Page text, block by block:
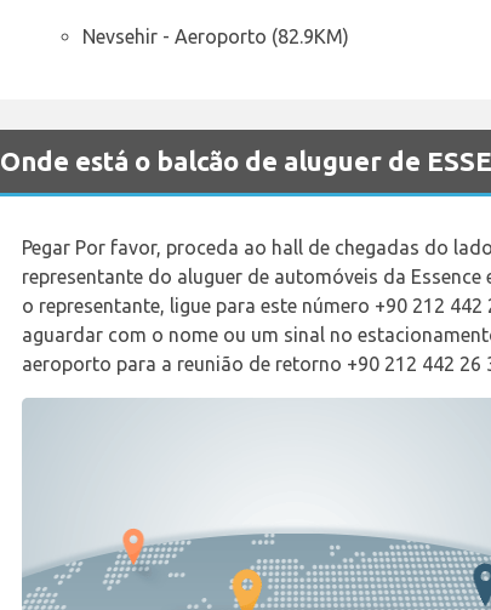
Nevsehir - Aeroporto (82.9KM)
Onde está o balcão de aluguer de
Pegar Por favor, proceda ao hall de chegadas do
representante do aluguer de automóveis da
o representante, ligue para este número +90 212
aguardar com o nome ou um sinal no
aeroporto para a reunião de retorno +90 212 442 26